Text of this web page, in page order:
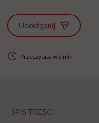
Udostępnij
Przeczytasz w 3 min
SPIS TREŚCI